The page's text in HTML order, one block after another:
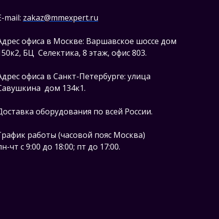
mail: zakaz@mmexpert.ru
офиса в Москве: Варшавское шоссе дом
БЦ Селектика, 8 этаж, офис 803.
офиса в Санкт-Петербурге: улица
дом 134к1.
оборудования по всей России.
работы (часовой пояс Москва)
чт с 9:00 до 18:00; пт до 17:00.